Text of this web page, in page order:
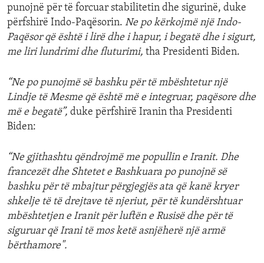
punojnë për të forcuar stabilitetin dhe sigurinë, duke
përfshirë Indo-Paqësorin. Ne po kërkojmë një Indo-
Paqësor që është i lirë dhe i hapur, i begatë dhe i sigurt,
me liri lundrimi dhe fluturimi, tha Presidenti Biden.
“Ne po punojmë së bashku për të mbështetur një
Lindje të Mesme që është më e integruar, paqësore dhe
më e begatë”, duke përfshirë Iranin tha Presidenti
Biden:
“Ne gjithashtu qëndrojmë me popullin e Iranit. Dhe
francezët dhe Shtetet e Bashkuara po punojnë së
bashku për të mbajtur përgjegjës ata që kanë kryer
shkelje të të drejtave të njeriut, për të kundërshtuar
mbështetjen e Iranit për luftën e Rusisë dhe për të
siguruar që Irani të mos ketë asnjëherë një armë
bërthamore".